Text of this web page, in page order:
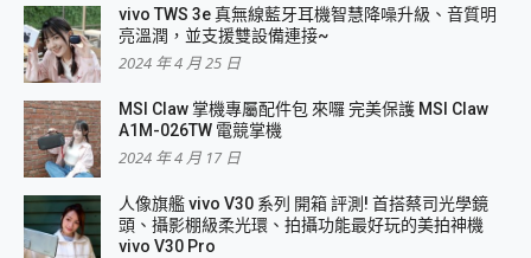
vivo TWS 3e 真無線藍牙耳機智慧降噪升級、音質明
亮溫潤，並支援雙設備連接~
2024 年 4 月 25 日
MSI Claw 掌機專屬配件包 來囉 完美保護 MSI Claw
A1M-026TW 電競掌機
2024 年 4 月 17 日
人像旗艦 vivo V30 系列 開箱 評測! 首搭蔡司光學鏡
頭、攝影棚級柔光環、拍攝功能最好玩的美拍神機
vivo V30 Pro